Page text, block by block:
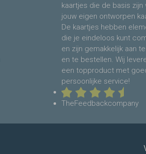
kaartjes die de basis zijn
jouw eigen ontworpen
De kaartjes hebben
die je eindeloos kunt
en zijn gemakkelijk aan
en te bestellen. Wij
een topproduct met
persoonlijke service!
TheFeedbackcompany